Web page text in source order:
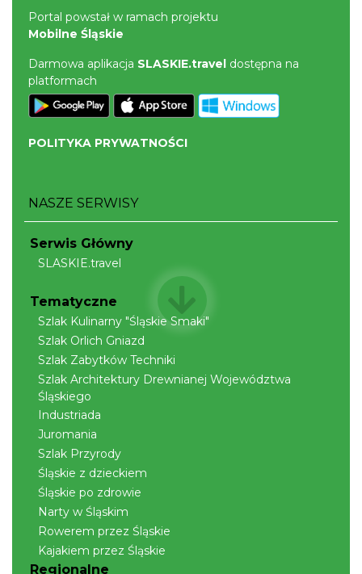
Portal powstał w ramach projektu
Mobilne Śląskie
Darmowa aplikacja SLASKIE.travel dostępna na
platformach
POLITYKA PRYWATNOŚCI
NASZE SERWISY
Serwis Główny
SLASKIE.travel
Tematyczne
Szlak Kulinarny "Śląskie Smaki"
Szlak Orlich Gniazd
Szlak Zabytków Techniki
Szlak Architektury Drewnianej Województwa
Śląskiego
Industriada
Juromania
Szlak Przyrody
Śląskie z dzieckiem
Śląskie po zdrowie
Narty w Śląskim
Rowerem przez Śląskie
Kajakiem przez Śląskie
Regionalne